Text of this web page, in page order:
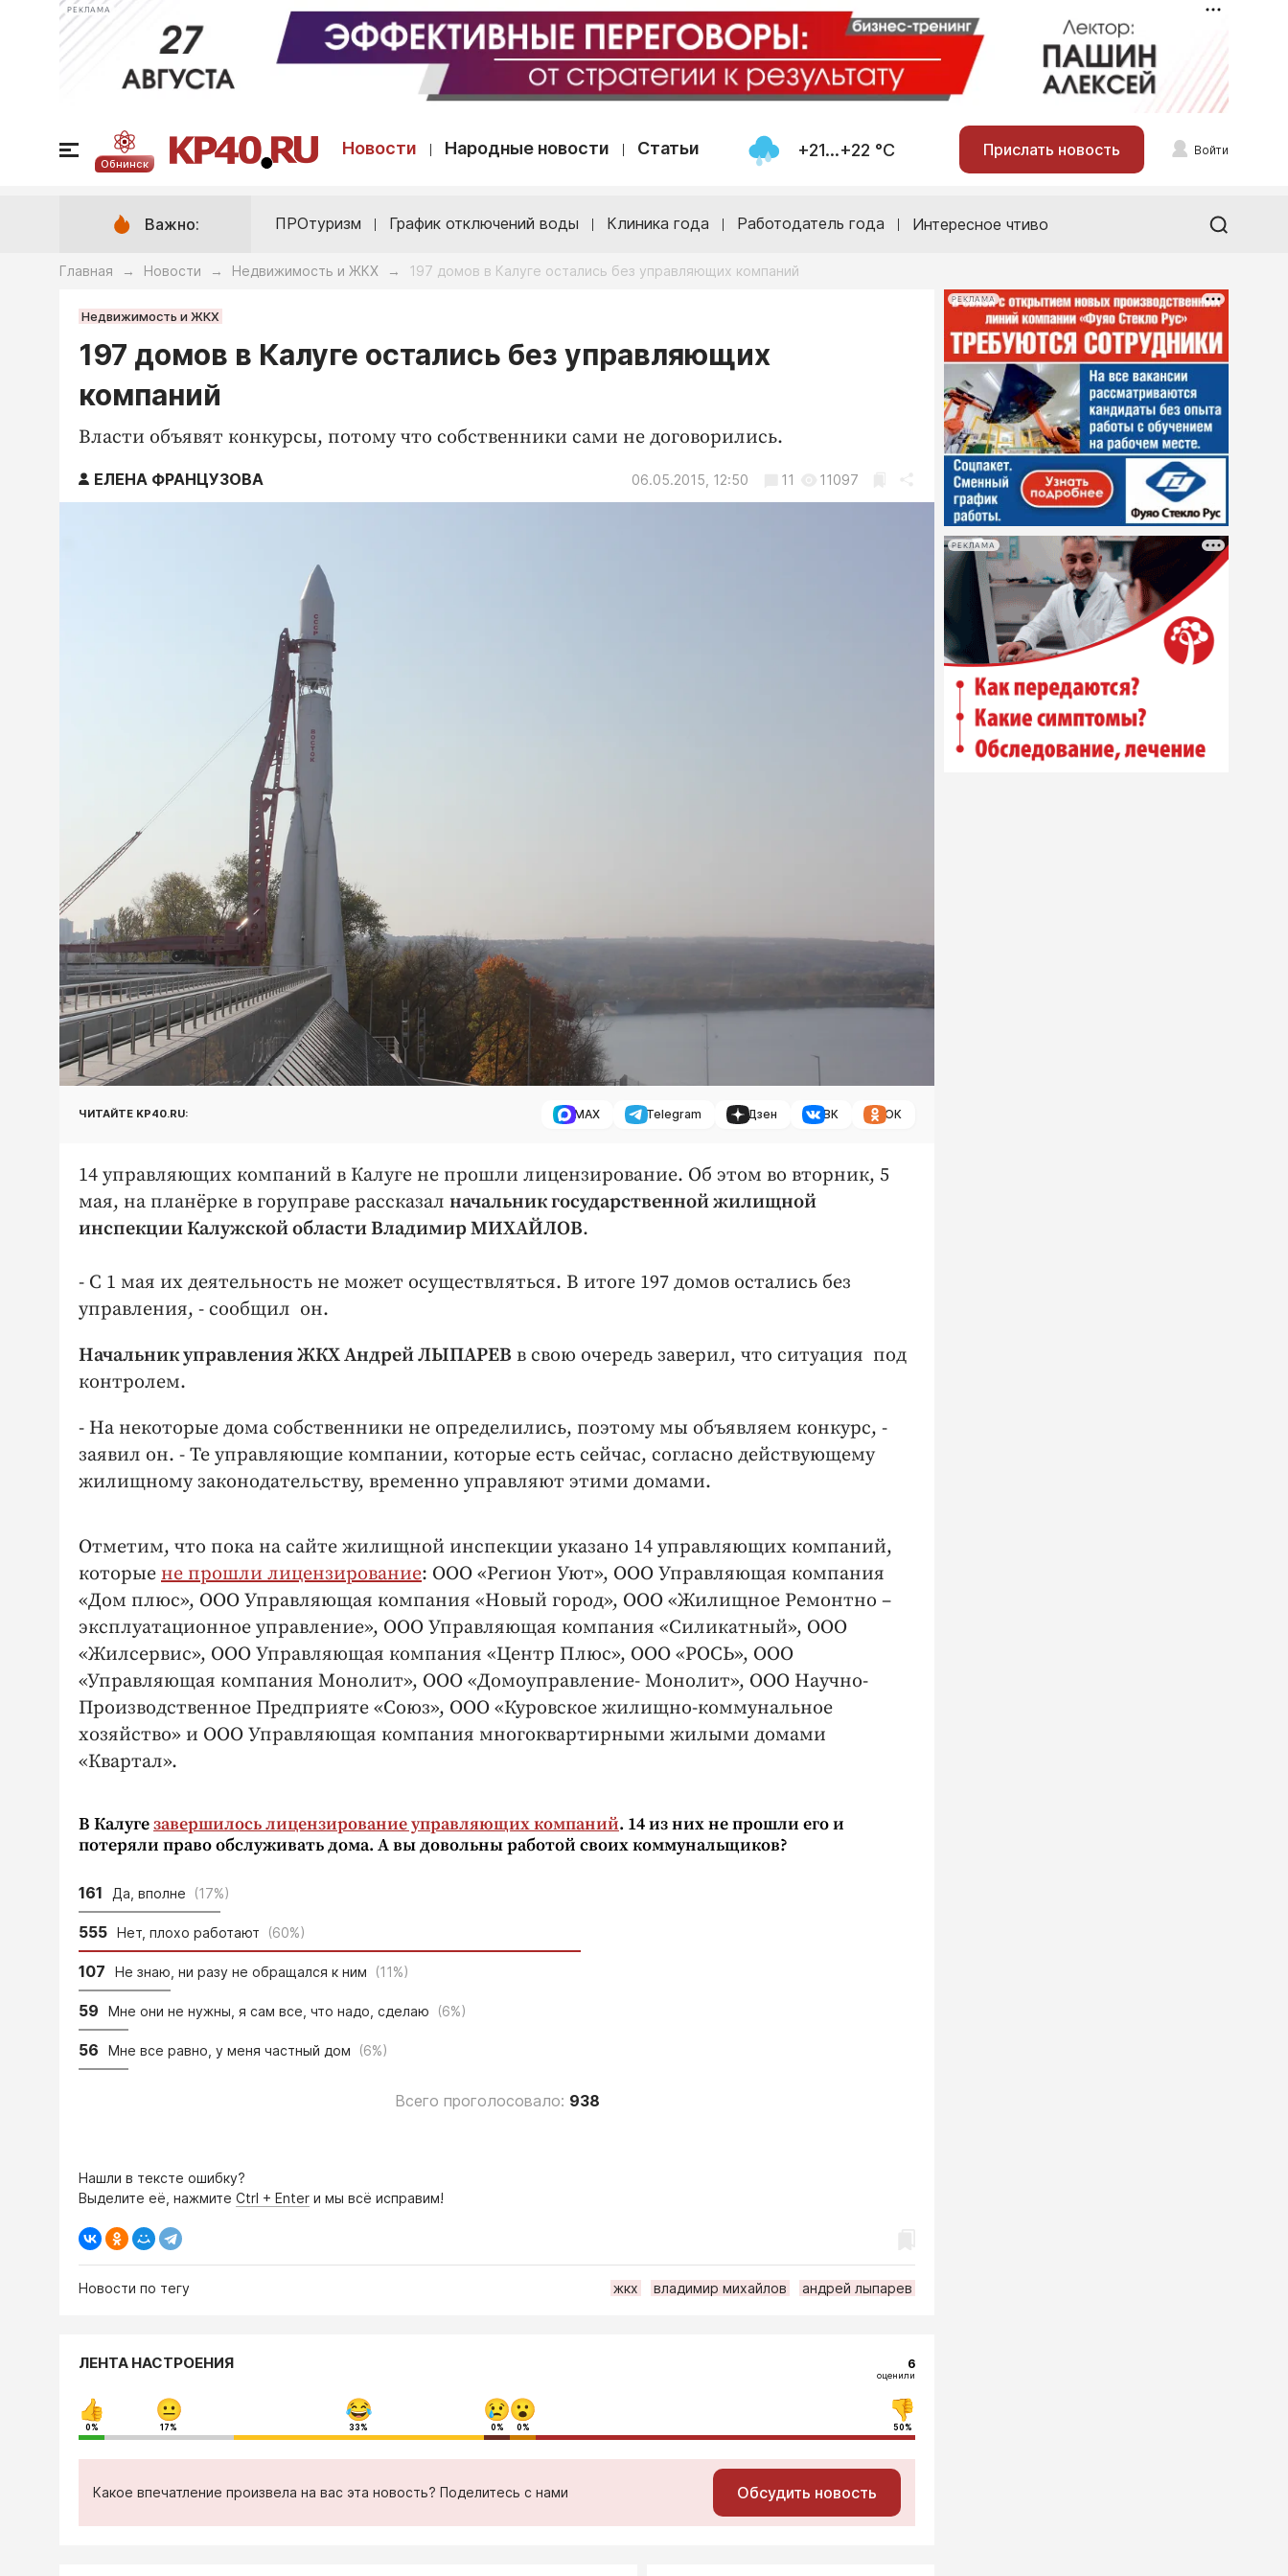
РЕКЛАМА
Обнинск
Новости Народные новости Статьи +21...+22 °С Прислать новость Войти
Важно: ПРОтуризм График отключений воды Клиника года Работодатель года Интересное чтиво
Главная → Новости → Недвижимость и ЖКХ → 197 домов в Калуге остались без управляющих компаний
Недвижимость и ЖКХ
197 домов в Калуге остались без управляющих
компаний
Власти объявят конкурсы, потому что собственники сами не договорились.
ЕЛЕНА ФРАНЦУЗОВА 06.05.2015, 12:50 11 11097
ЧИТАЙТЕ KP40.RU: MAX Telegram Дзен ВК ОК
14 управляющих компаний в Калуге не прошли лицензирование. Об этом во вторник, 5
мая, на планёрке в горуправе рассказал начальник государственной жилищной
инспекции Калужской области Владимир МИХАЙЛОВ.
- С 1 мая их деятельность не может осуществляться. В итоге 197 домов остались без
управления, - сообщил он.
Начальник управления ЖКХ Андрей ЛЫПАРЕВ в свою очередь заверил, что ситуация под
контролем.
- На некоторые дома собственники не определились, поэтому мы объявляем конкурс, -
заявил он. - Те управляющие компании, которые есть сейчас, согласно действующему
жилищному законодательству, временно управляют этими домами.
Отметим, что пока на сайте жилищной инспекции указано 14 управляющих компаний,
которые не прошли лицензирование: ООО «Регион Уют», ООО Управляющая компания
«Дом плюс», ООО Управляющая компания «Новый город», ООО «Жилищное Ремонтно –
эксплуатационное управление», ООО Управляющая компания «Силикатный», ООО
«Жилсервис», ООО Управляющая компания «Центр Плюс», ООО «РОСЬ», ООО
«Управляющая компания Монолит», ООО «Домоуправление- Монолит», ООО Научно-
Производственное Предприяте «Союз», ООО «Куровское жилищно-коммунальное
хозяйство» и ООО Управляющая компания многоквартирными жилыми домами
«Квартал».
В Калугезавершилось лицензирование управляющих компаний. 14 из них не прошли его и
потеряли право обслуживать дома. А вы довольны работой своих коммунальщиков?
161 Да, вполне (17%)
555 Нет, плохо работают (60%)
107 Не знаю, ни разу не обращался к ним (11%)
59 Мне они не нужны, я сам все, что надо, сделаю (6%)
56 Мне все равно, у меня частный дом (6%)
Всего проголосовало: 938
Нашли в тексте ошибку?
Выделите её, нажмите Ctrl + Enter и мы всё исправим!
Новости по тегу жкх владимир михайлов андрей лыпарев
РЕКЛАМА
РЕКЛАМА
ЛЕНТА НАСТРОЕНИЯ 6
оценили
0% 17% 33% 0% 0% 50%
Какое впечатление произвела на вас эта новость? Поделитесь с нами Обсудить новость